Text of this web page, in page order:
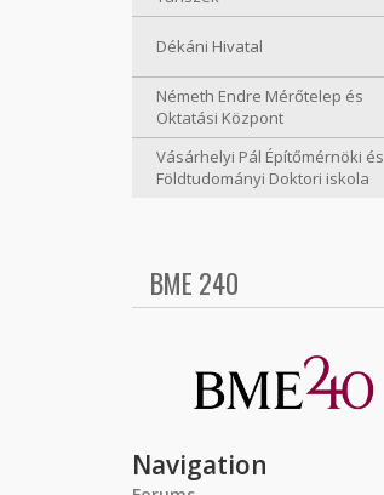
Dékáni Hivatal
Németh Endre Mérőtelep és
Oktatási Központ
Vásárhelyi Pál Építőmérnöki és
Földtudományi Doktori iskola
BME 240
Navigation